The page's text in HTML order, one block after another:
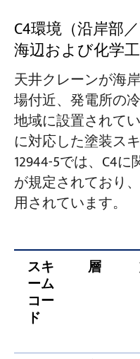
C4環境（沿岸部
海辺および化学
天井クレーンが海
場付近、発電所の
地域に設置されて
に対応した塗装ス
12944-5では、C4
が規定されており
用されています。
スキ
ーム
コー
ド
層